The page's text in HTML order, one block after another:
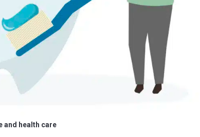
and health care